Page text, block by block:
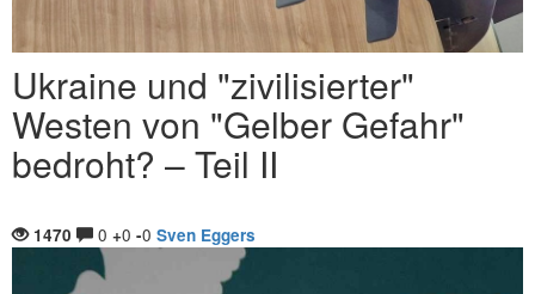
Ukraine und "zivilisierter"
Westen von "Gelber Gefahr"
bedroht? – Teil II
1470 0 +0 -0 Sven Eggers